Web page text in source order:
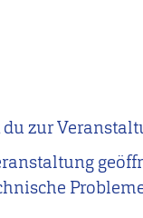
du zur